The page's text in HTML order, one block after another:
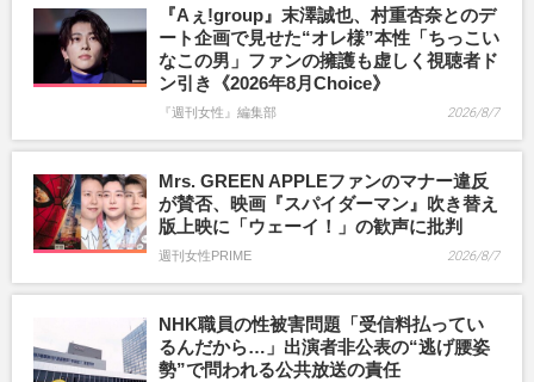
『Aぇ!group』末澤誠也、村重杏奈とのデ
ート企画で見せた“オレ様”本性「ちっこい
なこの男」ファンの擁護も虚しく視聴者ド
ン引き《2026年8月Choice》
『週刊女性』編集部 2026/8/7
Mrs. GREEN APPLEファンのマナー違反
が賛否、映画『スパイダーマン』吹き替え
版上映に「ウェーイ！」の歓声に批判
週刊女性PRIME 2026/8/7
NHK職員の性被害問題「受信料払ってい
るんだから…」出演者非公表の“逃げ腰姿
勢”で問われる公共放送の責任